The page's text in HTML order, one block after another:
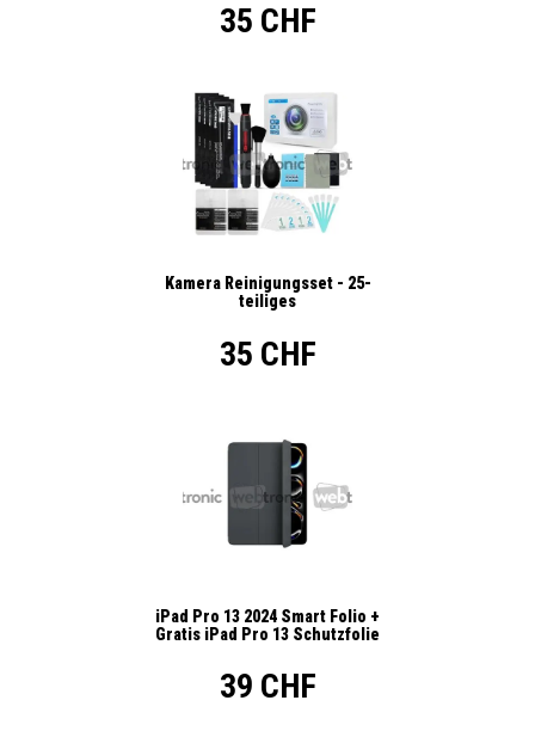
35 CHF
Kamera Reinigungsset - 25-
teiliges
35 CHF
iPad Pro 13 2024 Smart Folio +
Gratis iPad Pro 13 Schutzfolie
39 CHF